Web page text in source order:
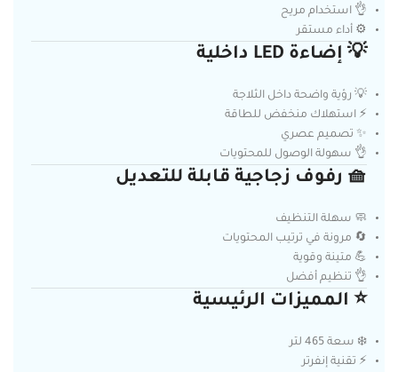
👌 استخدام مريح
⚙️ أداء مستقر
💡 إضاءة LED داخلية
💡 رؤية واضحة داخل الثلاجة
⚡ استهلاك منخفض للطاقة
✨ تصميم عصري
👌 سهولة الوصول للمحتويات
🧺 رفوف زجاجية قابلة للتعديل
🧼 سهلة التنظيف
🔄 مرونة في ترتيب المحتويات
💪 متينة وقوية
👌 تنظيم أفضل
⭐ المميزات الرئيسية
❄️ سعة 465 لتر
⚡ تقنية إنفرتر